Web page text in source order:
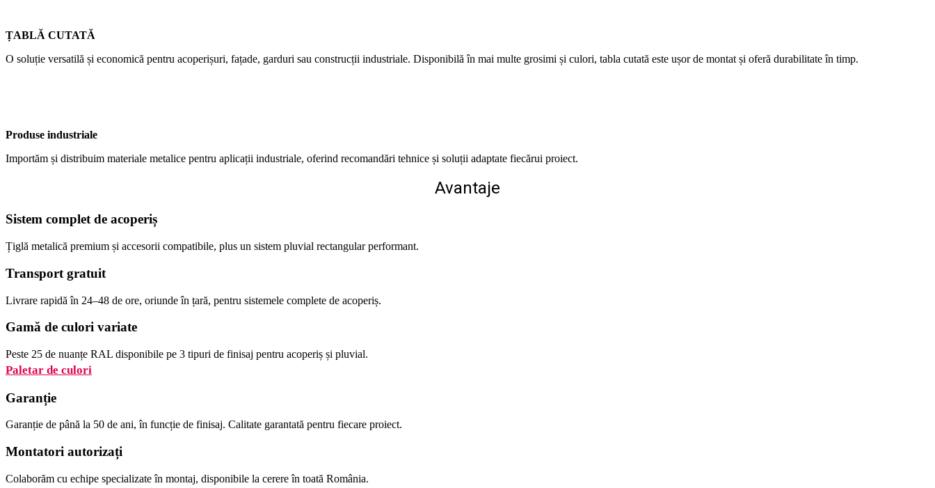
ȚABLĂ CUTATĂ
O soluție versatilă și economică pentru acoperișuri, fațade, garduri sau construcții industriale. Disponibilă în mai multe grosimi și culori, tabla cutată este ușor de montat și oferă durabilitate în timp.
Produse industriale
Importăm și distribuim materiale metalice pentru aplicații industriale, oferind recomandări tehnice și soluții adaptate fiecărui proiect.
Avantaje
Sistem complet de acoperiș
Țiglă metalică premium și accesorii compatibile, plus un sistem pluvial rectangular performant.
Transport gratuit
Livrare rapidă în 24–48 de ore, oriunde în țară, pentru sistemele complete de acoperiș.
Gamă de culori variate
Peste 25 de nuanțe RAL disponibile pe 3 tipuri de finisaj pentru acoperiș și pluvial.
Paletar de culori
Garanție
Garanție de până la 50 de ani, în funcție de finisaj. Calitate garantată pentru fiecare proiect.
Montatori autorizați
Colaborăm cu echipe specializate în montaj, disponibile la cerere în toată România.